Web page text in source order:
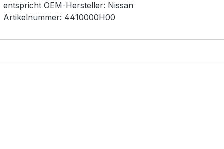
entspricht OEM-Hersteller: Nissan
Artikelnummer: 4410000H00